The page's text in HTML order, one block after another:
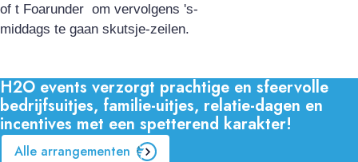
of t Foarunder om vervolgens 's-
middags te gaan skutsje-zeilen.
H2O events verzorgt prachtige en sfeervolle
bedrijfsuitjes, familie-uitjes, relatie-dagen en
incentives met een spetterend karakter!
Alle arrangementen